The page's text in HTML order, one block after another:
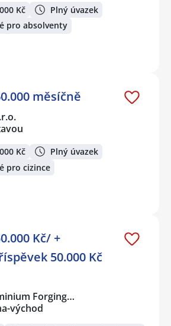
Kč
Plný úvazek
pro absolventy
měsíčně
Kč
Plný úvazek
pro cizince
Kč/ +
50.000 Kč
Forging…
východ